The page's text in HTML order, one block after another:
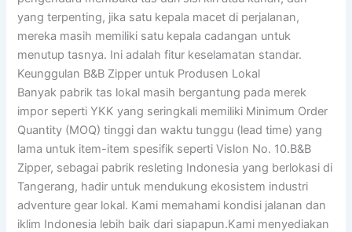
yang terpenting, jika satu kepala macet di perjalanan,
mereka masih memiliki satu kepala cadangan untuk
menutup tasnya. Ini adalah fitur keselamatan standar.
Keunggulan B&B Zipper untuk Produsen Lokal
Banyak pabrik tas lokal masih bergantung pada merek
impor seperti YKK yang seringkali memiliki Minimum Order
Quantity (MOQ) tinggi dan waktu tunggu (lead time) yang
lama untuk item-item spesifik seperti Vislon No. 10.B&B
Zipper, sebagai pabrik resleting Indonesia yang berlokasi di
Tangerang, hadir untuk mendukung ekosistem industri
adventure gear lokal. Kami memahami kondisi jalanan dan
iklim Indonesia lebih baik dari siapapun.Kami menyediakan